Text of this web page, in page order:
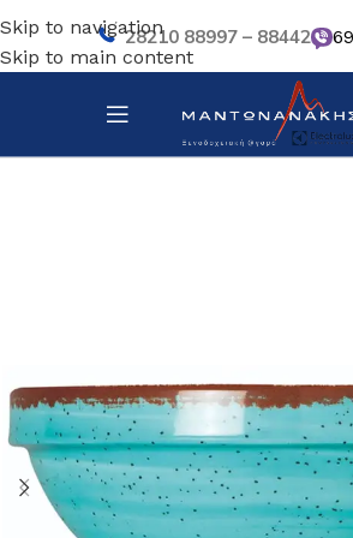
Skip to navigation
Skip to main content
28210 88997 – 88442
Αρχική σελίδα/ Επιτραπέζια Είδη/ Πιάτα